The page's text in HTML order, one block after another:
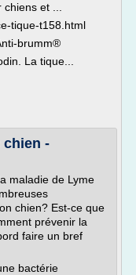
et ...
tique-t158.html
brumm®
La tique...
chien -
maladie de Lyme
chien? Est-ce que
prévenir la
faire un bref
bactérie